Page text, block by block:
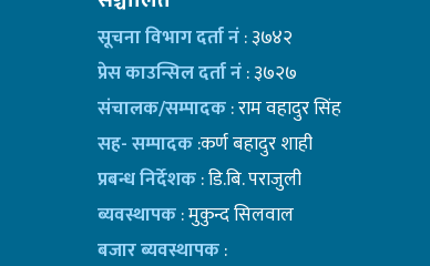
सूचना विभाग दर्ता नं: ३७४२
प्रेस काउन्सिल दर्ता नं: ३७२७
संचालक/सम्पादक: राम वहादुर सिंह
सह- सम्पादक:कर्ण बहादुर शाही
प्रबन्ध निर्देशक: डि.बि. पराजुली
ब्यवस्थापक: मुकुन्द सिलवाल
बजार ब्यवस्थापक: